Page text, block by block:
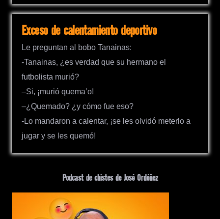
Exceso de calentamiento deportivo
Le preguntan al bobo Tanainas:
-Tanainas, ¿es verdad que su hermano el
futbolista murió?
–Si, ¡murió quema’o!
–¿Quemado? ¿y cómo fue eso?
-Lo mandaron a calentar, ¡se les olvidó meterlo a
jugar y se les quemó!
Podcast de chistes de José Ordóñez